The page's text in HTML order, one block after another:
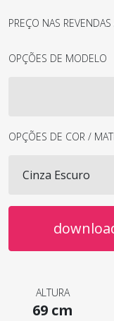
PREÇO NAS REVENDAS
OPÇÕES DE MODELO
OPÇÕES DE COR /
ALTURA
69 cm